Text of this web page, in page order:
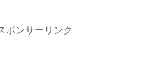
ポンサーリンク